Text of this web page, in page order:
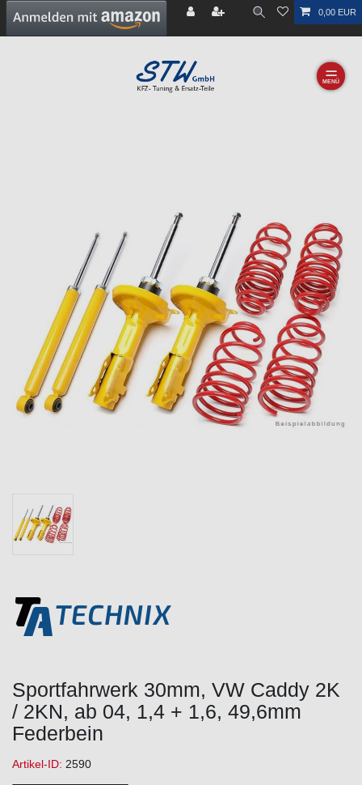
0,00 EUR
☰
Sportfahrwerk 30mm, VW Caddy 2K
/ 2KN, ab 04, 1,4 + 1,6, 49,6mm
Federbein
Artikel-ID: 2590